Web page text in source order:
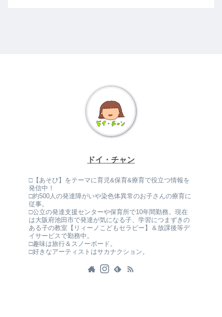
ドイ・チャン
□【あそび】をテーマに育児&保育&療育で役立つ情報を
発信中！
□約500人の発達障がいや染色体異常のお子さんの療育に
従事。
□公立の発達支援センターや保育所で10年間勤務。現在
は大阪府池田市で発達が気になる子、学習につまずきの
ある子の教室【リィーノこどもセラピー】＆放課後等デ
イサービスで勤務中。
□趣味は旅行＆スノーボード。
□好きなアーティストはサカナクション。